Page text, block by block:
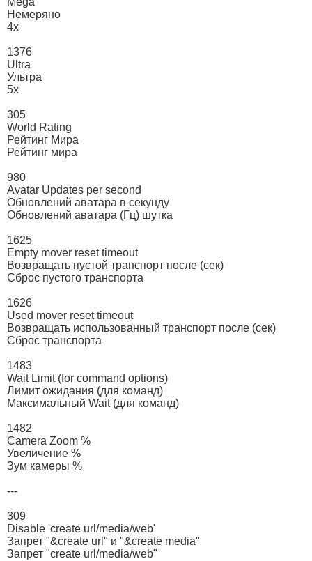
Немеряно
4х
1376
Ultra
Ультра
5х
305
World Rating
Рейтинг Мира
Рейтинг мира
980
Avatar Updates per second
Обновлений аватара в секунду
Обновлений аватара (Гц) шутка
1625
Empty mover reset timeout
Возвращать пустой транспорт после (сек)
Сброс пустого транспорта
1626
Used mover reset timeout
Возвращать использованный транспорт после (сек)
Сброс транспорта
1483
Wait Limit (for command options)
Лимит ожидания (для команд)
Максимальный Wait (для команд)
1482
Camera Zoom %
Увеличение %
Зум камеры %
---
309
Disable 'create url/media/web'
Запрет "&create url" и "&create media"
Запрет "create url/media/web"